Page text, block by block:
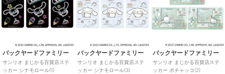
バックヤードファミリー
サンリオ まじかる百貨店ステ
ッカー シナモロール(1)
バックヤードファミリー
サンリオ まじかる百貨店ステ
ッカー シナモロール(3)
バックヤードファミリー
サンリオ まじかる百貨店ステ
ッカー ポチャッコ(2)